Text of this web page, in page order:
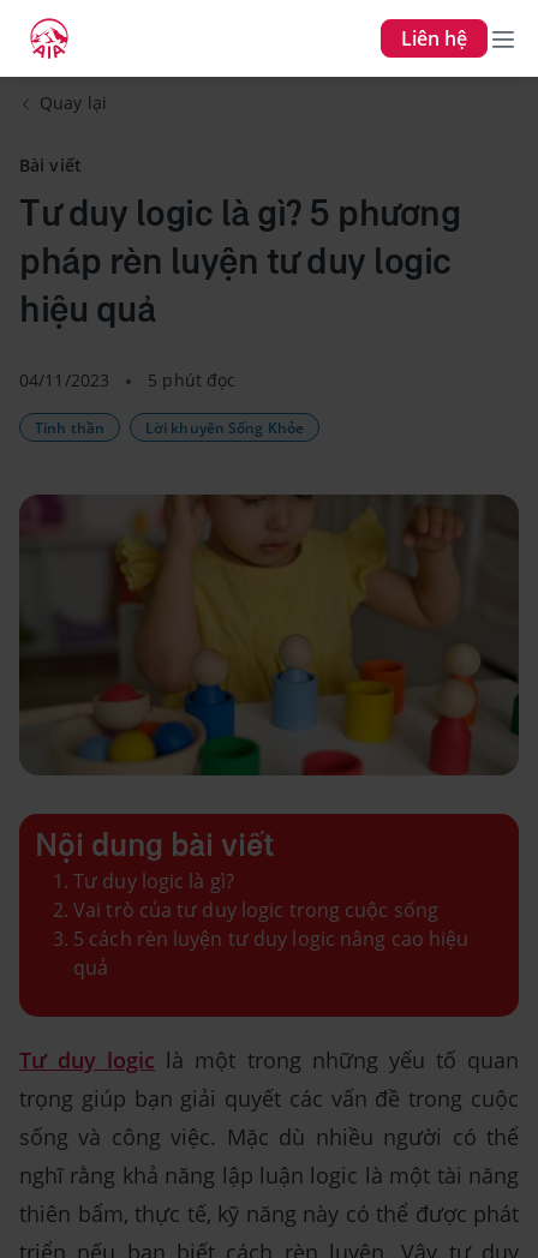
Liên hệ
Quay lại
Bài viết
Tư duy logic là gì? 5 phương
pháp rèn luyện tư duy logic
hiệu quả
04/11/2023 5 phút đọc
Tinh thần Lời khuyên Sống Khỏe
Nội dung bài viết
Tư duy logic là gì?
Vai trò của tư duy logic trong cuộc sống
5 cách rèn luyện tư duy logic nâng cao hiệu
quả
Tư duy logic là một trong những yếu tố quan
trọng giúp bạn giải quyết các vấn đề trong cuộc
sống và công việc. Mặc dù nhiều người có thể
nghĩ rằng khả năng lập luận logic là một tài năng
thiên bẩm, thực tế, kỹ năng này có thể được phát
triển nếu bạn biết cách rèn luyện. Vậy tư duy